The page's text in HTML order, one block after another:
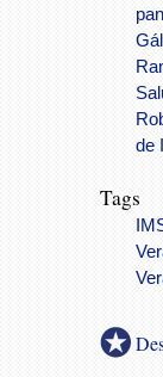
de
Tags